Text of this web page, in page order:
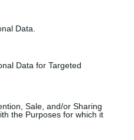
Data.
Data for Targeted
Sale, and/or Sharing
the Purposes for which it
dia